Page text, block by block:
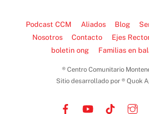
Podcast CCM Aliados Blog
Nosotros
Contacto Ejes
boletin ong
Familias en
® Centro Comunitario
Sitio desarrollado por ® Quok
YouTube TikTok